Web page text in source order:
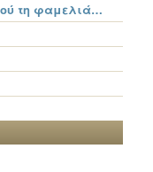
τη φαμελιά…